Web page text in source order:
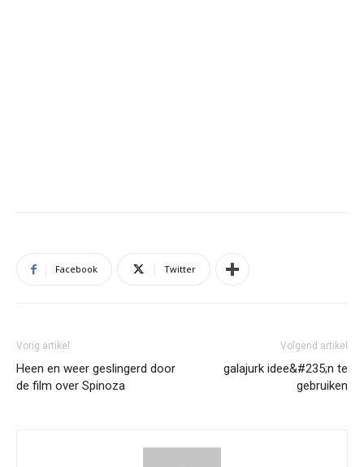
Facebook Twitter
Vorig artikel
Heen en weer geslingerd door
de film over Spinoza
Volgend artikel
galajurk idee&#235;n te
gebruiken